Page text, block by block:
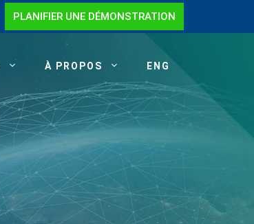
PLANIFIER UNE DÉMONSTRATION
À PROPOS ENG